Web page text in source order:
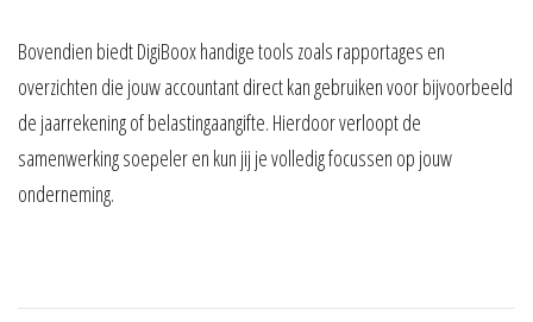
Bovendien biedt DigiBoox handige tools zoals rapportages en
overzichten die jouw accountant direct kan gebruiken voor bijvoorbeeld
de jaarrekening of belastingaangifte. Hierdoor verloopt de
samenwerking soepeler en kun jij je volledig focussen op jouw
onderneming.